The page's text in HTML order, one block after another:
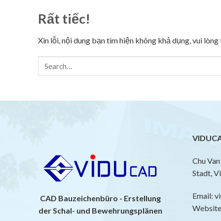
Rất tiếc!
Xin lỗi, nội dung bạn tìm hiện không khả dụng, vui
CAD Bauzeichenbüro - Erstellung
der Schal- und Bewehrungsplänen
Chu
Stadt,
Email: